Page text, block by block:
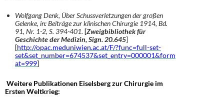
Wolfgang Denk, Über Schussverletzungen der großen
Gelenke, in: Beiträge zur klinischen Chirurgie 1914, Bd.
91, Nr. 1-2, S. 394-401. [Zweigbibliothek für
Geschichte der Medizin, Sign. 20.645]
[http://opac.meduniwien.ac.at/F/?func=full-set-
set&set_number=674537&set_entry=000001&form
at=999]
Weitere Publikationen Eiselsberg zur Chirurgie im
Ersten Weltkrieg: